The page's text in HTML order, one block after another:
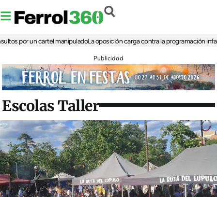
un cartel manipuladoLa oposición carga contra la programación infantil de
Publicidad
Escolas Taller